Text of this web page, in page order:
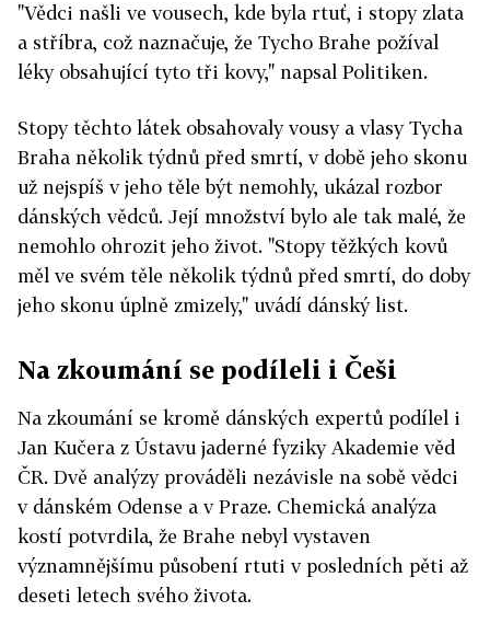
"Vědci našli ve vousech, kde byla rtuť, i stopy zlata
a stříbra, což naznačuje, že Tycho Brahe požíval
léky obsahující tyto tři kovy," napsal Politiken.
Stopy těchto látek obsahovaly vousy a vlasy Tycha
Braha několik týdnů před smrtí, v době jeho skonu
už nejspíš v jeho těle být nemohly, ukázal rozbor
dánských vědců. Její množství bylo ale tak malé, že
nemohlo ohrozit jeho život. "Stopy těžkých kovů
měl ve svém těle několik týdnů před smrtí, do doby
jeho skonu úplně zmizely," uvádí dánský list.
Na zkoumání se podíleli i Češi
Na zkoumání se kromě dánských expertů podílel i
Jan Kučera z Ústavu jaderné fyziky Akademie věd
ČR. Dvě analýzy prováděli nezávisle na sobě vědci
v dánském Odense a v Praze. Chemická analýza
kostí potvrdila, že Brahe nebyl vystaven
významnějšímu působení rtuti v posledních pěti až
deseti letech svého života.